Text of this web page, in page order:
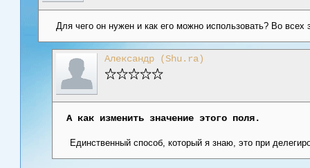
Для чего он нужен и как его можно использовать? Во всех
Александр (Shu.ra)
А как изменить значение этого поля.
Единственный способ, который я знаю, это при